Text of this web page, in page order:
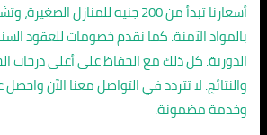
أسعارنا تبدأ من 200 جنيه للمنازل
بالمواد الآمنة. كما نقدم خصومات للعقود
الدورية. كل ذلك مع الحفاظ على أعلى درجات
والنتائج. لا تتردد في التواصل معنا الآن
وخدمة مضمونة.